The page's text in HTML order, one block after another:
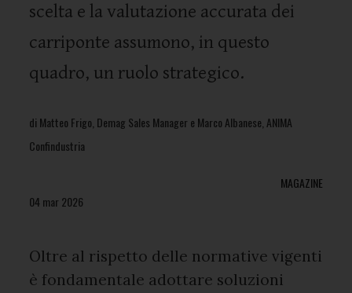
scelta e la valutazione accurata dei
carriponte assumono, in questo
quadro, un ruolo strategico.
di Matteo Frigo, Demag Sales Manager e Marco Albanese, ANIMA
Confindustria
MAGAZINE
04 mar 2026
Oltre al rispetto delle normative vigenti
è fondamentale adottare soluzioni